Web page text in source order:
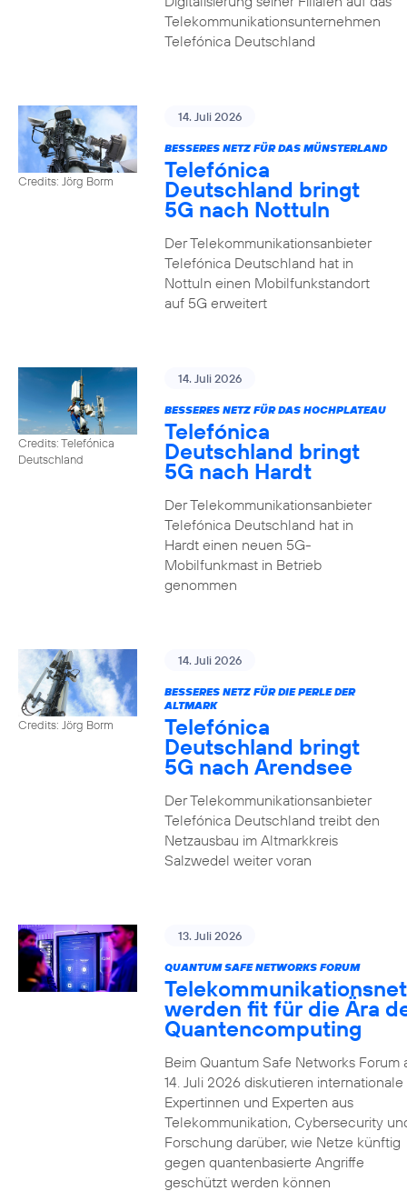
Telekommunikationsunternehmen
Telefónica Deutschland
Credits: Jörg Borm
14. Juli 2026
BESSERES NETZ FÜR DAS MÜNSTERLAND
Telefónica
Deutschland bringt
5G nach Nottuln
Der Telekommunikationsanbieter
Telefónica Deutschland hat in
Nottuln einen Mobilfunkstandort
auf 5G erweitert
Credits: Telefónica
Deutschland
14. Juli 2026
BESSERES NETZ FÜR DAS HOCHPLATEAU
Telefónica
Deutschland bringt
5G nach Hardt
Der Telekommunikationsanbieter
Telefónica Deutschland hat in
Hardt einen neuen 5G-
Mobilfunkmast in Betrieb
genommen
Credits: Jörg Borm
14. Juli 2026
BESSERES NETZ FÜR DIE PERLE DER
ALTMARK
Telefónica
Deutschland bringt
5G nach Arendsee
Der Telekommunikationsanbieter
Telefónica Deutschland treibt den
Netzausbau im Altmarkkreis
Salzwedel weiter voran
13. Juli 2026
QUANTUM SAFE NETWORKS FORUM
werden fit für die Ära
Quantencomputing
Beim Quantum Safe Networks Forum
14. Juli 2026 diskutieren internationale
Expertinnen und Experten aus
Telekommunikation, Cybersecurity
Forschung darüber, wie Netze künftig
gegen quantenbasierte Angriffe
geschützt werden können